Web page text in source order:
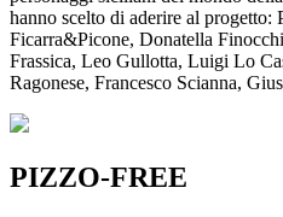
hanno scelto di aderire al
Ficarra&Picone, Donatella
Frassica, Leo Gullotta, Luigi Lo
Ragonese, Francesco Scianna,
PIZZO-FREE